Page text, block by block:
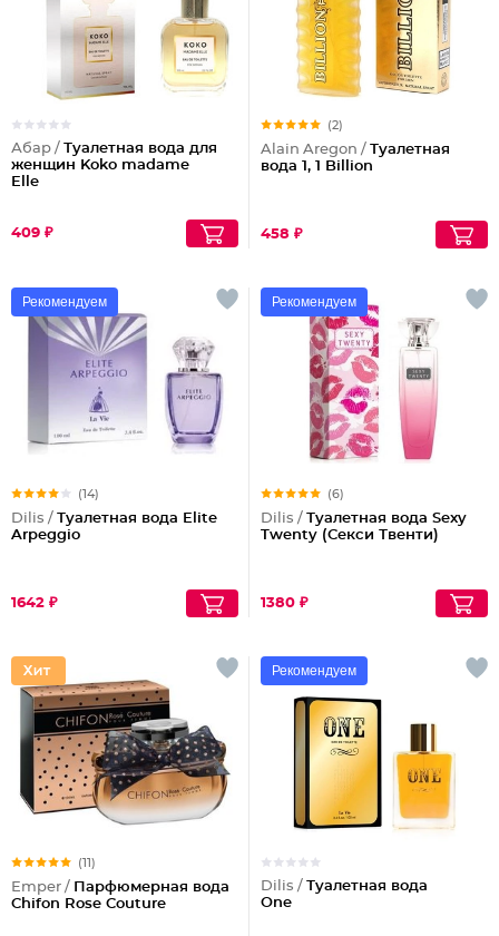
Абар / Туалетная вода для
женщин Koko madame
Elle
409 ₽
(2)
Alain Aregon / Туалетная
вода 1, 1 Billion
458 ₽
Рекомендуем
(14)
Dilis / Туалетная вода Elite
Arpeggio
1642 ₽
Рекомендуем
(6)
Dilis / Туалетная вода Sexy
Twenty (Секси Твенти)
1380 ₽
(11)
Emper / Парфюмерная вода
Chifon Rose Couture
Рекомендуем
Dilis / Туалетная вода
One